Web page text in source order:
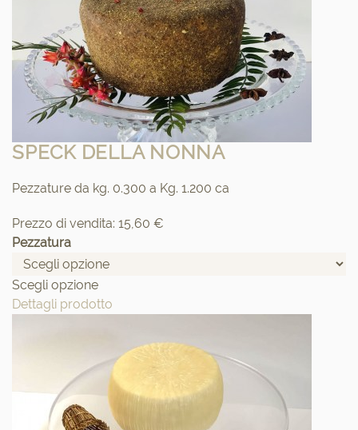
SPECK DELLA NONNA
Pezzature da kg. 0.300 a Kg. 1.200 ca
Prezzo di vendita: 15,60 €
Pezzatura
Scegli opzione
Dettagli prodotto